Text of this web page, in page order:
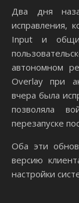
Два дня
исправления,
Input и
автономном
Overlay при
вчера была
позволяла
перезапуске
Оба эти
версию
настройки